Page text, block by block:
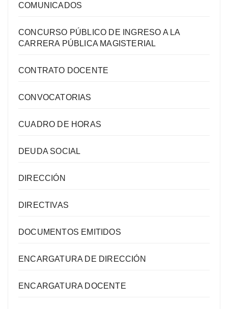
COMUNICADOS
CONCURSO PÚBLICO DE INGRESO A LA
CARRERA PÚBLICA MAGISTERIAL
CONTRATO DOCENTE
CONVOCATORIAS
CUADRO DE HORAS
DEUDA SOCIAL
DIRECCIÓN
DIRECTIVAS
DOCUMENTOS EMITIDOS
ENCARGATURA DE DIRECCIÓN
ENCARGATURA DOCENTE